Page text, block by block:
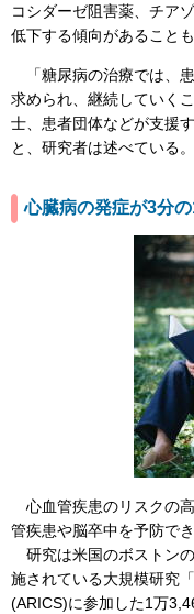
コシダーゼ阻害薬、チア
低下する傾向があることも
「糖尿病の治療では、
求められ、継続していく
士、患者団体などが支援
と、研究者は述べている。
心臓病の発症が3分
心血管疾患のリスクの
管疾患や脳卒中を予防で
研究は米国のボストン
施されている大規模研究
(ARICS)に参加した1万